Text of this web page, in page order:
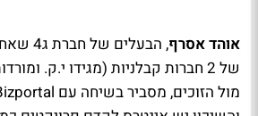
אוהד אסרף
,
של 2 חברות קבלניות (מגידו י.ק.